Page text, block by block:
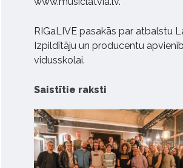
RIGaLIVE pasakās par atbalstu
Izpildītāju un producentu
vidusskolai.
Saistītie raksti